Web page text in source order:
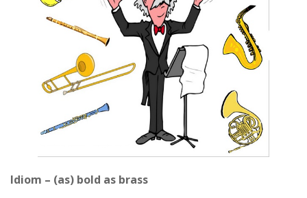
Idiom – (as) bold as brass